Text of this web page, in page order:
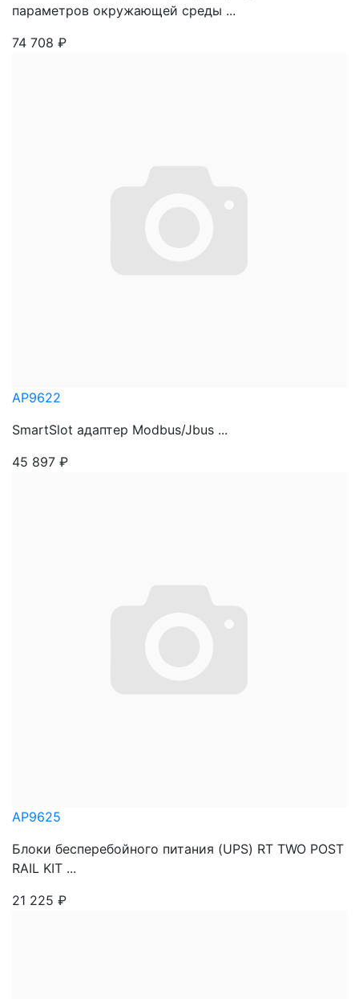
параметров окружающей среды ...
74 708 ₽
AP9622
SmartSlot адаптер Modbus/Jbus ...
45 897 ₽
AP9625
Блоки бесперебойного питания (UPS) RT TWO POST
RAIL KIT ...
21 225 ₽